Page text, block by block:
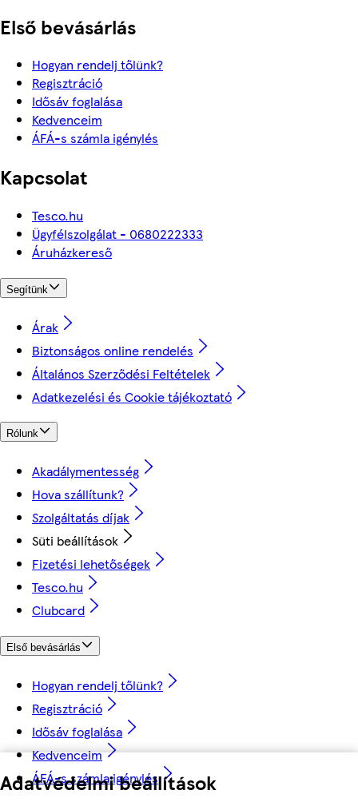
Adatvédelmi beállítások
Első bevásárlás
Hogyan rendelj tőlünk?
Regisztráció
Idősáv foglalása
Kedvenceim
ÁFÁ-s számla igénylés
Kapcsolat
Tesco.hu
Ügyfélszolgálat - 0680222333
Áruházkereső
Segítünk
Árak
Biztonságos online rendelés
Általános Szerződési Feltételek
Adatkezelési és Cookie tájékoztató
Rólunk
Akadálymentesség
Hova szállítunk?
Szolgáltatás díjak
Süti beállítások
Fizetési lehetőségek
Tesco.hu
Clubcard
Első bevásárlás
Hogyan rendelj tőlünk?
Regisztráció
Idősáv foglalása
Kedvenceim
ÁFÁ-s számla igénylés